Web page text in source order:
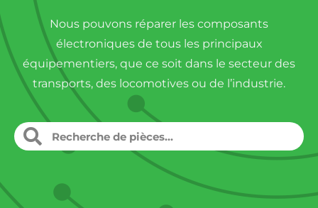
Nous pouvons réparer les composants
électroniques de tous les principaux
équipementiers, que ce soit dans le secteur des
transports, des locomotives ou de l’industrie.